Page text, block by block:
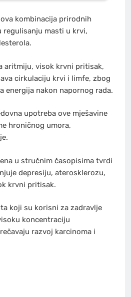
kombinacija prirodnih
regulisanju masti u krvi,
aritmiju, visok krvni pritisak,
cirkulaciju krvi i limfe, zbog
energija nakon napornog rada.
upotreba ove mješavine
hroničnog umora,
u stručnim časopisima tvrdi
depresiju, aterosklerozu,
krvni pritisak.
koji su korisni za zadravlje
koncentraciju
razvoj karcinoma i